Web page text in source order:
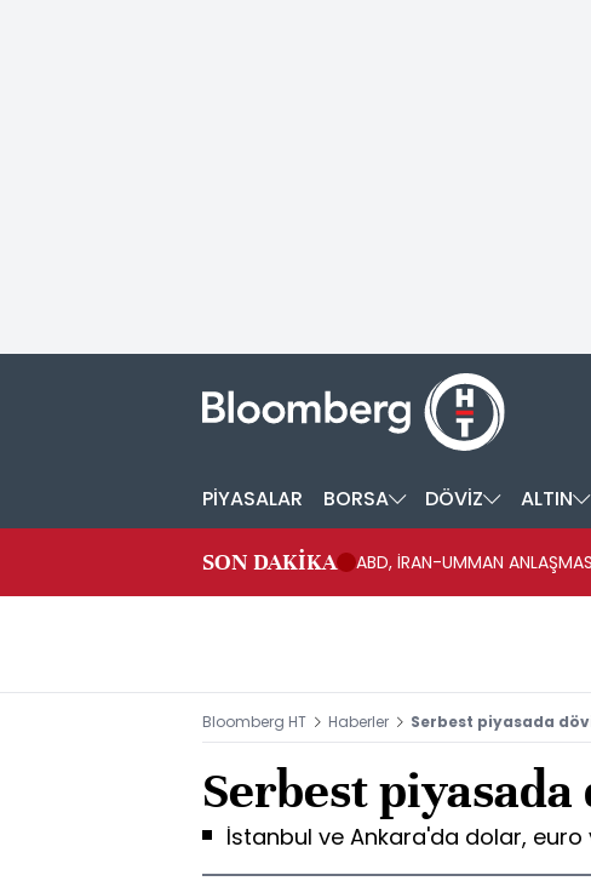
PİYASALAR BORSA DÖVİZ ALTIN
SON DAKİKA ABD, İRAN-UMMAN
Bloomberg HT Haberler Serbest piyasada
Serbest
İstanbul ve Ankara'da dolar, euro